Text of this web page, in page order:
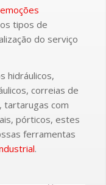
tipos de
do serviço
hidráulicos,
correias de
tartarugas com
pórticos, estes
ferramentas
.